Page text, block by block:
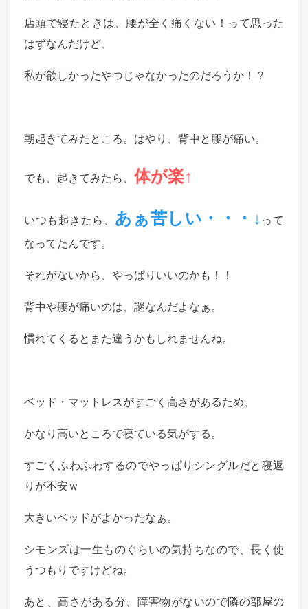
店頭で寝たときは、腰が全く痛くない！って思った
はずなんだけど、
私が欲しかったやつじゃなかったのだろうか！？
朝起きてみたところ。はやり、背中と腰が痛い。
でも、起きてみたら、 体が楽↑
いつも起きたら、 あぁ苦しい・・・↓ って
なってたんです。
それがないから、やっぱりいいのかも！！
背中や腰が痛いのは、謎なんだよなぁ。
慣れてくるとまた違うかもしれませんね。
ベッド・マットレスがすごく高さがあるため、
かなり高いところで寝ている気がする。
すごくふわふわするのでやっぱりシングルだと寝返
りが不安ｗ
大きいベッドがよかったなぁ。
シモンズは一生ものぐらいの気持ちなので、長く使
うつもりですけどね。
あと、高さがある分、障害物がないので隣の部屋の